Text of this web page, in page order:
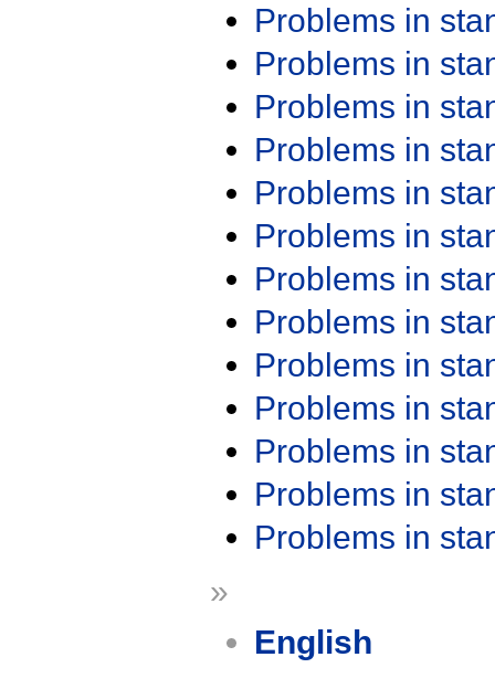
Problems in
Problems in
Problems in
Problems in
Problems in
Problems in
Problems in
Problems in
Problems in
Problems in
Problems in
Problems in
Problems in
»
English